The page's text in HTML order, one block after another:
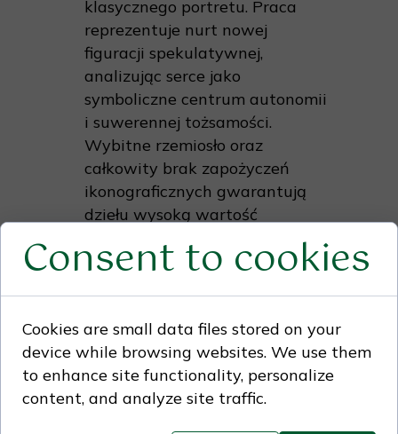
klasycznego portretu. Praca
reprezentuje nurt nowej
figuracji spekulatywnej,
analizując serce jako
symboliczne centrum autonomii
i suwerennej tożsamości.
Wybitne rzemiosło oraz
całkowity brak zapożyczeń
ikonograficznych gwarantują
dziełu wysoką wartość
instytucjonalny.
niezwykle magnetyczna praca
stworzona do luksusowych
przestrzeni prywatnych. Ze
względu na swoją głęboką
Consent to cookies
Cookies are small data files stored on your
device while browsing websites. We use them
to enhance site functionality, personalize
content, and analyze site traffic.